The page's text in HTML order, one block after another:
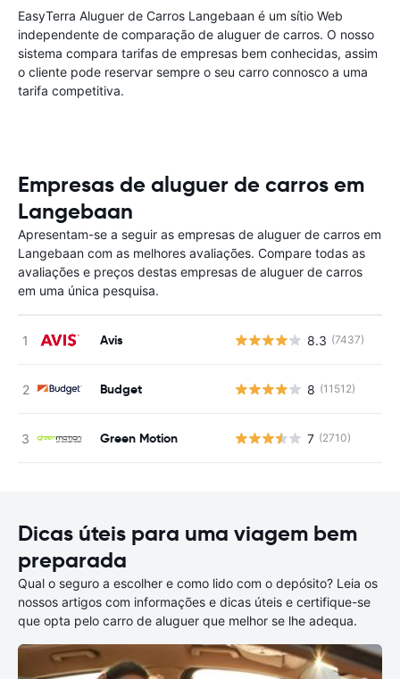
EasyTerra Aluguer de Carros Langebaan é um sítio Web
independente de comparação de aluguer de carros. O nosso
sistema compara tarifas de empresas bem conhecidas, assim
o cliente pode reservar sempre o seu carro connosco a uma
tarifa competitiva.
Empresas de aluguer de carros em
Langebaan
Apresentam-se a seguir as empresas de aluguer de carros em
Langebaan com as melhores avaliações. Compare todas as
avaliações e preços destas empresas de aluguer de carros
em uma única pesquisa.
Avis 8.3 (7437)
Budget 8 (11512)
Green Motion 7 (2710)
Dicas úteis para uma viagem bem
preparada
Qual o seguro a escolher e como lido com o depósito? Leia os
nossos artigos com informações e dicas úteis e certifique-se
que opta pelo carro de aluguer que melhor se lhe adequa.